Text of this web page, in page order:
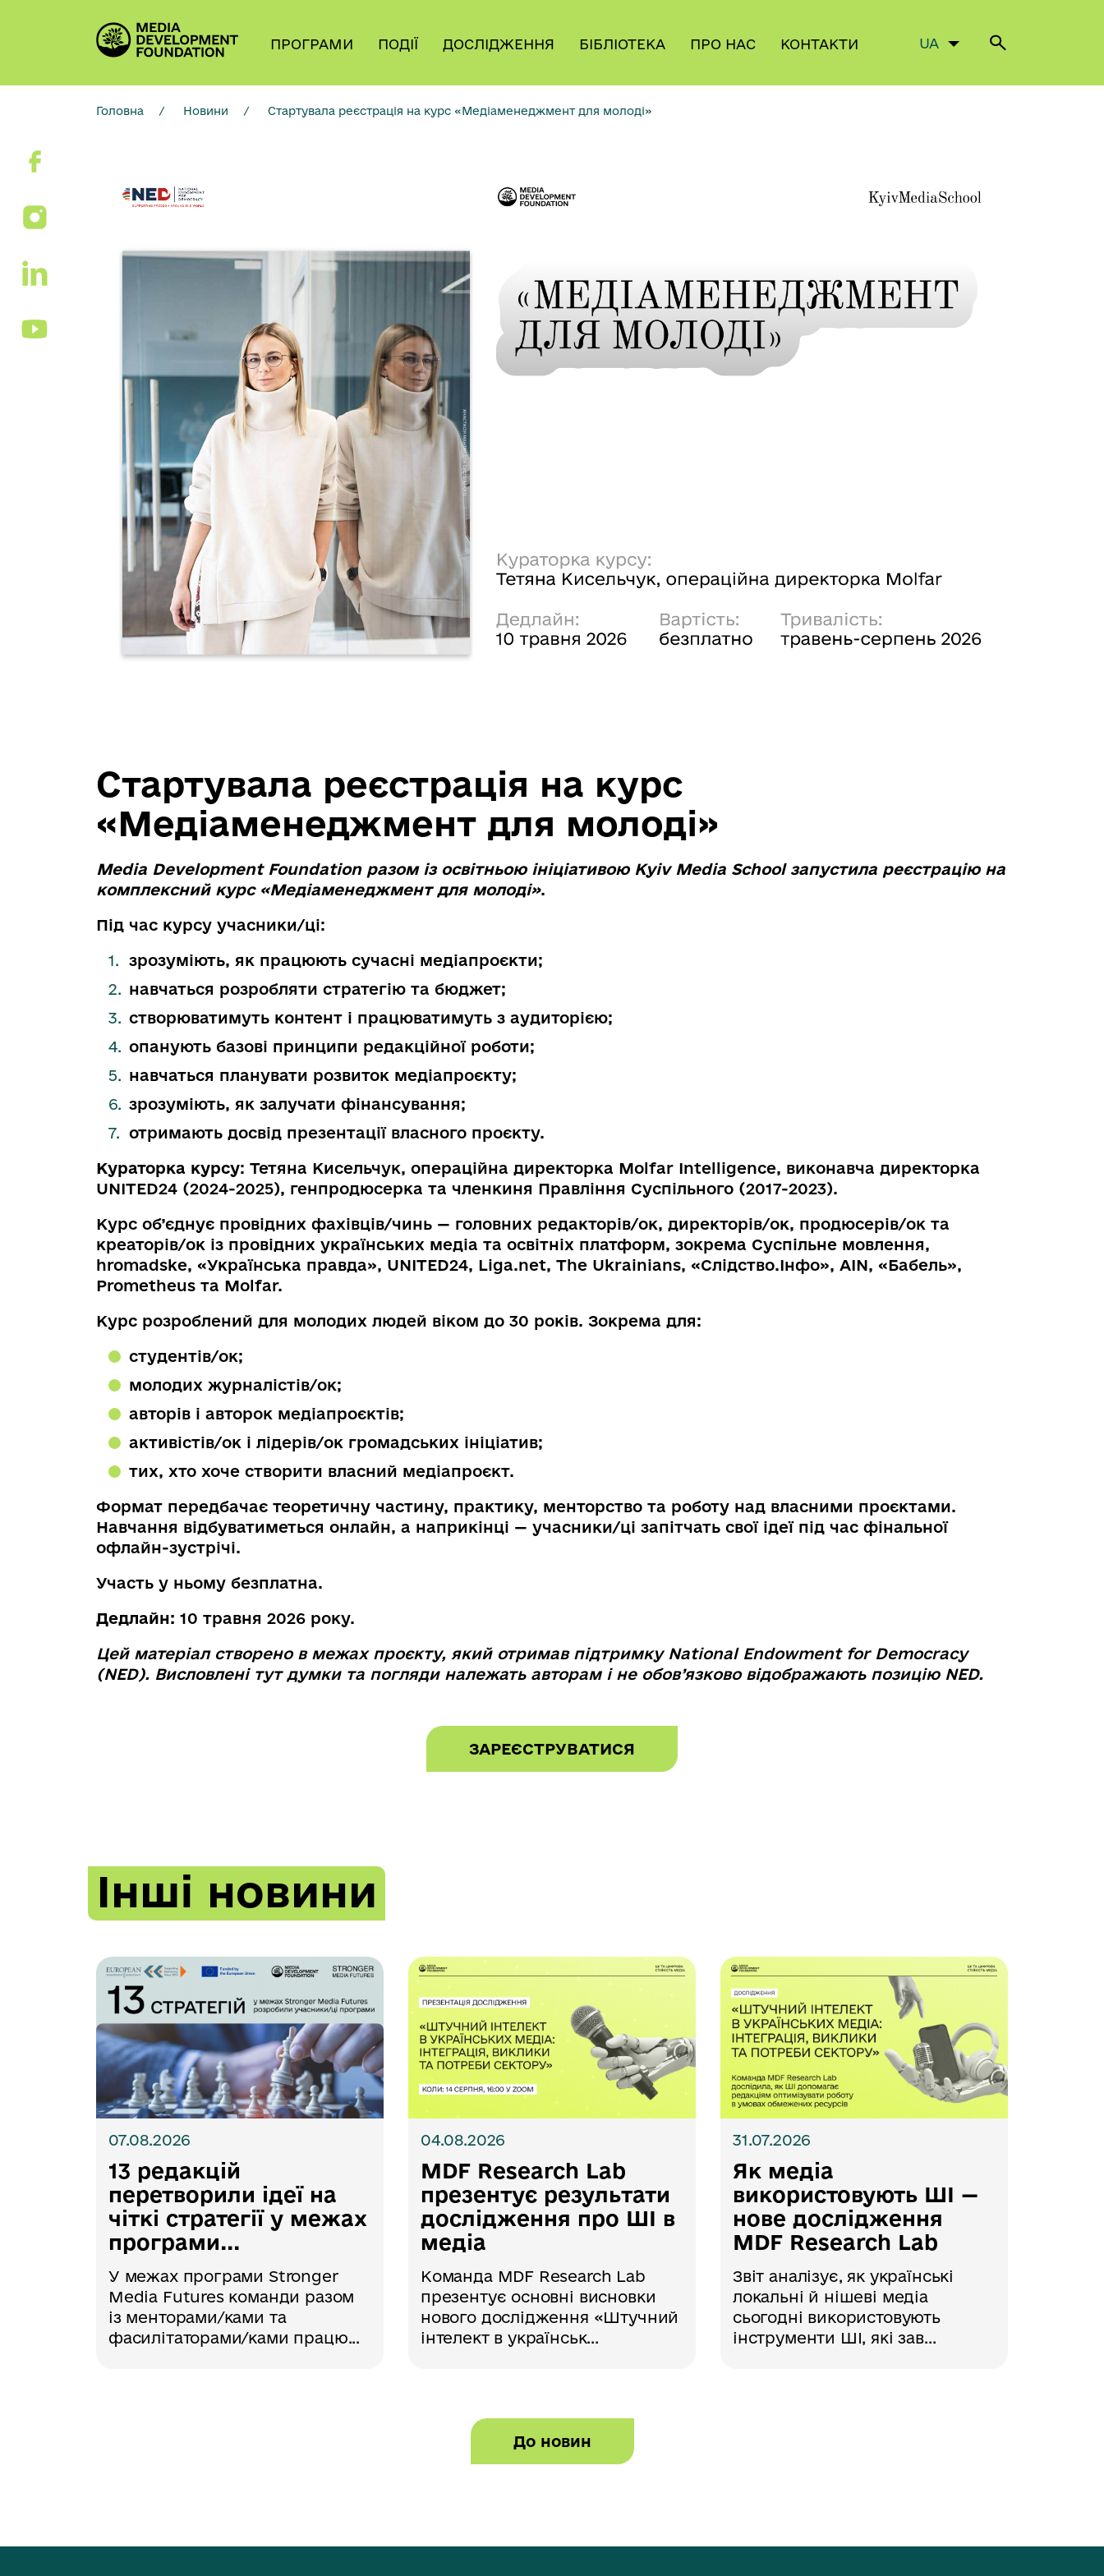
ПРОГРАМИ ПОДІЇ ДОСЛІДЖЕННЯ БІБЛІОТЕКА ПРО НАС КОНТАКТИ UA
Головна / Новини / Стартувала реєстрація на курс «Медіаменеджмент для молоді»
Стартувала реєстрація на курс
«Медіаменеджмент для молоді»
Media Development Foundation разом із освітньою ініціативою Kyiv Media School запустила реєстрацію на
комплексний курс «Медіаменеджмент для молоді».
Під час курсу учасники/ці:
зрозуміють, як працюють сучасні медіапроєкти;
навчаться розробляти стратегію та бюджет;
створюватимуть контент і працюватимуть з аудиторією;
опанують базові принципи редакційної роботи;
навчаться планувати розвиток медіапроєкту;
зрозуміють, як залучати фінансування;
отримають досвід презентації власного проєкту.
Кураторка курсу: Тетяна Кисельчук, операційна директорка Molfar Intelligence, виконавча директорка
UNITED24 (2024-2025), генпродюсерка та членкиня Правління Суспільного (2017-2023).
Курс об’єднує провідних фахівців/чинь — головних редакторів/ок, директорів/ок, продюсерів/ок та
креаторів/ок із провідних українських медіа та освітніх платформ, зокрема Суспільне мовлення,
hromadske, «Українська правда», UNITED24, Liga.net, The Ukrainians, «Слідство.Інфо», AIN, «Бабель»,
Prometheus та Molfar.
Курс розроблений для молодих людей віком до 30 років. Зокрема для:
студентів/ок;
молодих журналістів/ок;
авторів і авторок медіапроєктів;
активістів/ок і лідерів/ок громадських ініціатив;
тих, хто хоче створити власний медіaпроєкт.
Формат передбачає теоретичну частину, практику, менторство та роботу над власними проєктами.
Навчання відбуватиметься онлайн, а наприкінці — учасники/ці запітчать свої ідеї під час фінальної
офлайн-зустрічі.
Участь у ньому безплатна.
Дедлайн: 10 травня 2026 року.
Цей матеріал створено в межах проєкту, який отримав підтримку National Endowment for Democracy
(NED). Висловлені тут думки та погляди належать авторам і не обов’язково відображають позицію NED.
ЗАРЕЄСТРУВАТИСЯ
Інші новини
07.08.2026
13 редакцій
перетворили ідеї на
чіткі стратегії у межах
програми...
У межах програми Stronger
Media Futures команди разом
із менторами/ками та
фасилітаторами/ками працю...
04.08.2026
MDF Research Lab
презентує результати
дослідження про ШІ в
медіа
Команда MDF Research Lab
презентує основні висновки
нового дослідження «Штучний
інтелект в українськ...
31.07.2026
Як медіа
використовують ШІ —
нове дослідження
MDF Research Lab
Звіт аналізує, як українські
локальні й нішеві медіа
сьогодні використовують
інструменти ШІ, які зав...
До новин